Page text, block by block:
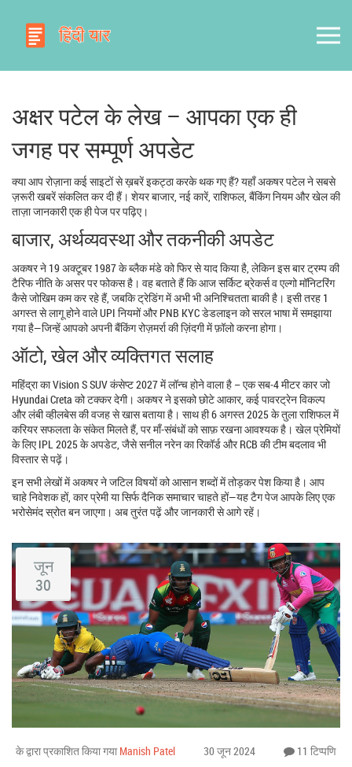
अक्षर पटेल के लेख – आपका एक ही
जगह पर सम्पूर्ण अपडेट
क्या आप रोज़ाना कई साइटों से ख़बरें इकट्ठा करके थक गए हैं? यहाँ अकषर पटेल ने सबसे
ज़रूरी खबरें संकलित कर दी हैं। शेयर बाजार, नई कारें, राशिफल, बैंकिंग नियम और खेल की
ताज़ा जानकारी एक ही पेज पर पढ़िए।
बाजार, अर्थव्यवस्था और तकनीकी अपडेट
अकषर ने 19 अक्टूबर 1987 के ब्लैक मंडे को फिर से याद किया है, लेकिन इस बार ट्रम्प की
टैरिफ नीति के असर पर फोकस है। वह बताते हैं कि आज सर्किट ब्रेकर्स व एल्गो मॉनिटरिंग
कैसे जोखिम कम कर रहे हैं, जबकि ट्रेडिंग में अभी भी अनिश्चितता बाकी है। इसी तरह 1
अगस्त से लागू होने वाले UPI नियमों और PNB KYC डेडलाइन को सरल भाषा में समझाया
गया है—जिन्हें आपको अपनी बैंकिंग रोज़मर्रा की ज़िंदगी में फ़ॉलो करना होगा।
ऑटो, खेल और व्यक्तिगत सलाह
महिंद्रा का Vision S SUV कंसेप्ट 2027 में लॉन्च होने वाला है – एक सब‑4 मीटर कार जो
Hyundai Creta को टक्कर देगी। अकषर ने इसको छोटे आकार, कई पावरट्रेन विकल्प
और लंबी व्हीलबेस की वजह से खास बताया है। साथ ही 6 अगस्त 2025 के तुला राशिफल में
करियर सफलता के संकेत मिलते हैं, पर माँ‑संबंधों को साफ़ रखना आवश्यक है। खेल प्रेमियों
के लिए IPL 2025 के अपडेट, जैसे सनील नरेन का रिकॉर्ड और RCB की टीम बदलाव भी
विस्तार से पढ़ें।
इन सभी लेखों में अकषर ने जटिल विषयों को आसान शब्दों में तोड़कर पेश किया है। आप
चाहे निवेशक हों, कार प्रेमी या सिर्फ दैनिक समाचार चाहते हों—यह टैग पेज आपके लिए एक
भरोसेमंद स्रोत बन जाएगा। अब तुरंत पढ़ें और जानकारी से आगे रहें।
जून
30
के द्वारा प्रकाशित किया गया Manish Patel 30 जून 2024 11 टिप्पणि